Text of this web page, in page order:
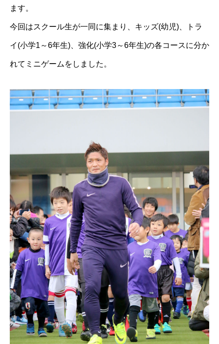
ます。
今回はスクール生が一同に集まり、キッズ(幼児)、トラ
イ(小学1～6年生)、強化(小学3～6年生)の各コースに分か
れてミニゲームをしました。